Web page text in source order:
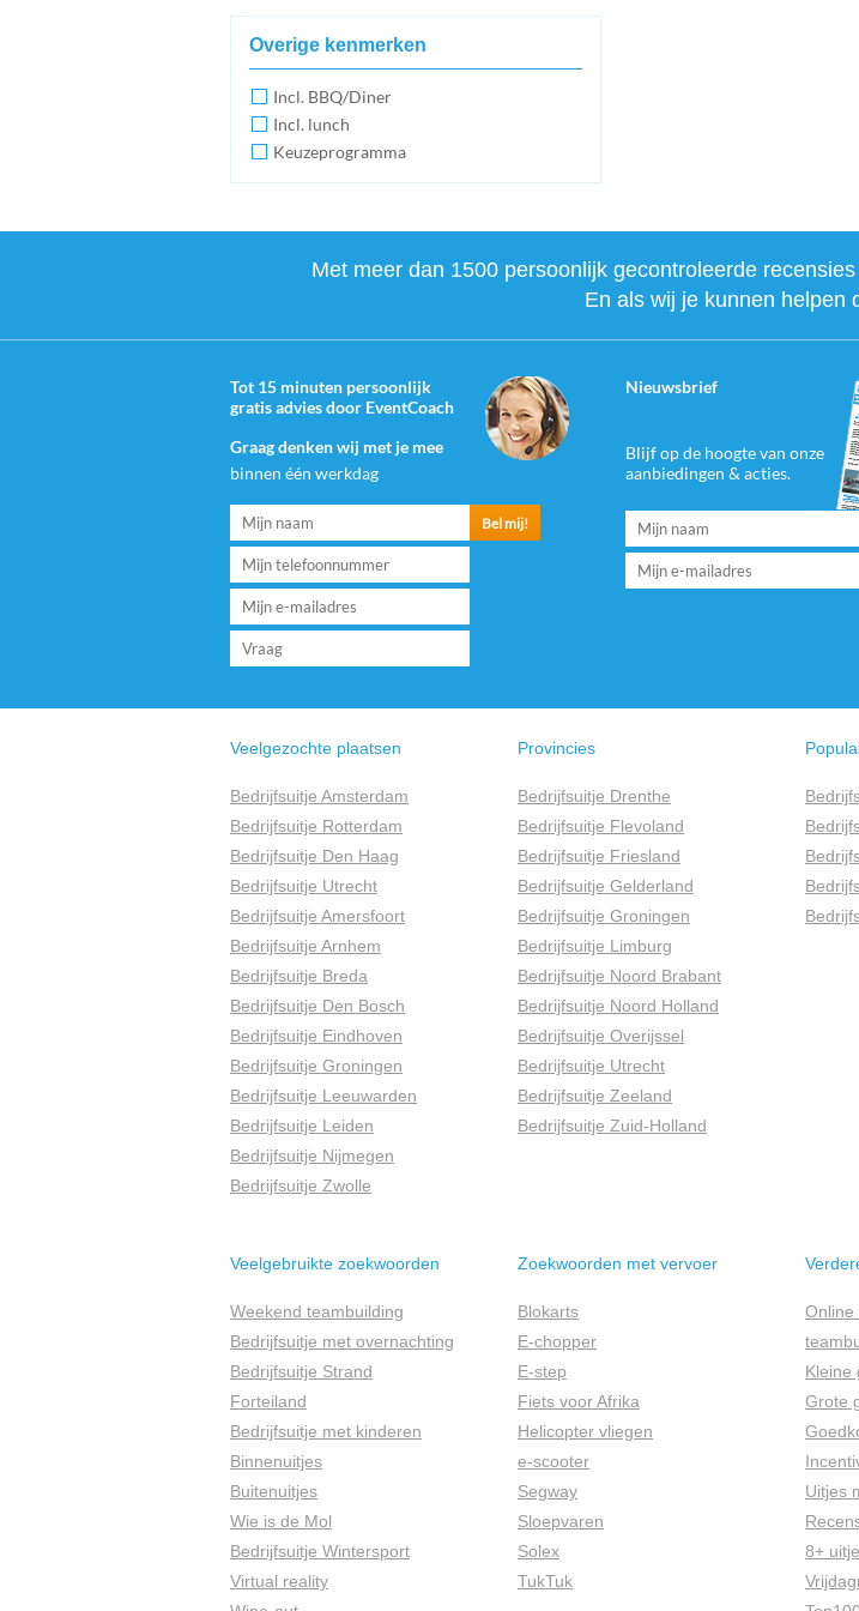
Overige kenmerken
Incl. BBQ/Diner
Incl. lunch
Keuzeprogramma
Met meer dan 1500 persoonlijk gecontroleerde
En als wij je kunnen helpen
Tot 15 minuten persoonlijk
gratis advies door EventCoach
Graag denken wij met je mee
binnen één werkdag
Nieuwsbrief
Blijf op de hoogte van onze
aanbiedingen & acties.
Veelgezochte plaatsen
Bedrijfsuitje Amsterdam
Bedrijfsuitje Rotterdam
Bedrijfsuitje Den Haag
Bedrijfsuitje Utrecht
Bedrijfsuitje Amersfoort
Bedrijfsuitje Arnhem
Bedrijfsuitje Breda
Bedrijfsuitje Den Bosch
Bedrijfsuitje Eindhoven
Bedrijfsuitje Groningen
Bedrijfsuitje Leeuwarden
Bedrijfsuitje Leiden
Bedrijfsuitje Nijmegen
Bedrijfsuitje Zwolle
Provincies
Bedrijfsuitje Drenthe
Bedrijfsuitje Flevoland
Bedrijfsuitje Friesland
Bedrijfsuitje Gelderland
Bedrijfsuitje Groningen
Bedrijfsuitje Limburg
Bedrijfsuitje Noord Brabant
Bedrijfsuitje Noord Holland
Bedrijfsuitje Overijssel
Bedrijfsuitje Utrecht
Bedrijfsuitje Zeeland
Bedrijfsuitje Zuid-Holland
Veelgebruikte zoekwoorden
Weekend teambuilding
Bedrijfsuitje met overnachting
Bedrijfsuitje Strand
Forteiland
Bedrijfsuitje met kinderen
Binnenuitjes
Buitenuitjes
Wie is de Mol
Bedrijfsuitje Wintersport
Virtual reality
Zoekwoorden met vervoer
Blokarts
E-chopper
E-step
Fiets voor Afrika
Helicopter vliegen
e-scooter
Segway
Sloepvaren
Solex
TukTuk
Online
Kleine
Grote
Uitjes
8+